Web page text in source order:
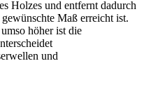
Holzes und entfernt dadurch
Maß erreicht ist.
höher ist die
und